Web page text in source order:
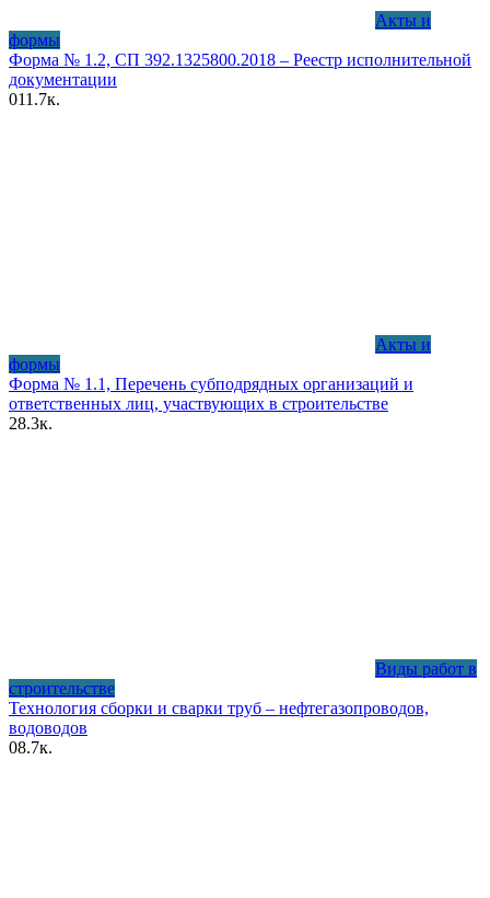
Акты и
формы
Форма № 1.2, СП 392.1325800.2018 – Реестр исполнительной
документации
011.7к.
Акты и
формы
Форма № 1.1, Перечень субподрядных организаций и
ответственных лиц, участвующих в строительстве
28.3к.
Виды работ в
строительстве
Технология сборки и сварки труб – нефтегазопроводов,
водоводов
08.7к.